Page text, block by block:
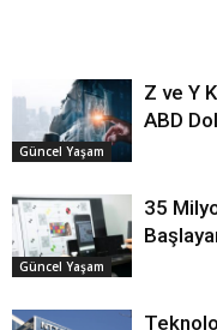
Güncel Yaşam
Z ve Y
ABD
Güncel Yaşam
35